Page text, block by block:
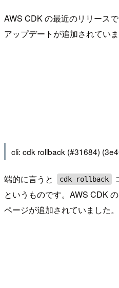
AWS CDK の最近のリリース
アップデートが追加されていま
cli: cdk rollback (#31684)
端的に言うと cdk rollback
というものです。AWS CDK
ページが追加されていました。